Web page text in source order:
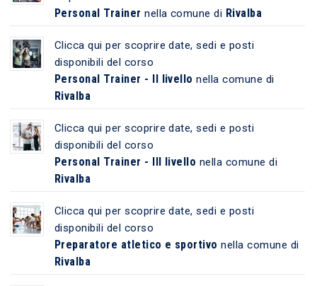
Personal Trainer nella comune di Rivalba
Clicca qui per scoprire date, sedi e posti
disponibili del corso
Personal Trainer - II livello nella comune di
Rivalba
Clicca qui per scoprire date, sedi e posti
disponibili del corso
Personal Trainer - III livello nella comune di
Rivalba
Clicca qui per scoprire date, sedi e posti
disponibili del corso
Preparatore atletico e sportivo nella comune di
Rivalba